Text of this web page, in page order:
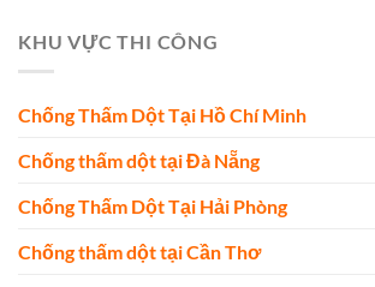
KHU VỰC THI CÔNG
Chống Thấm Dột Tại Hồ Chí Minh
Chống thấm dột tại Đà Nẵng
Chống Thấm Dột Tại Hải Phòng
Chống thấm dột tại Cần Thơ